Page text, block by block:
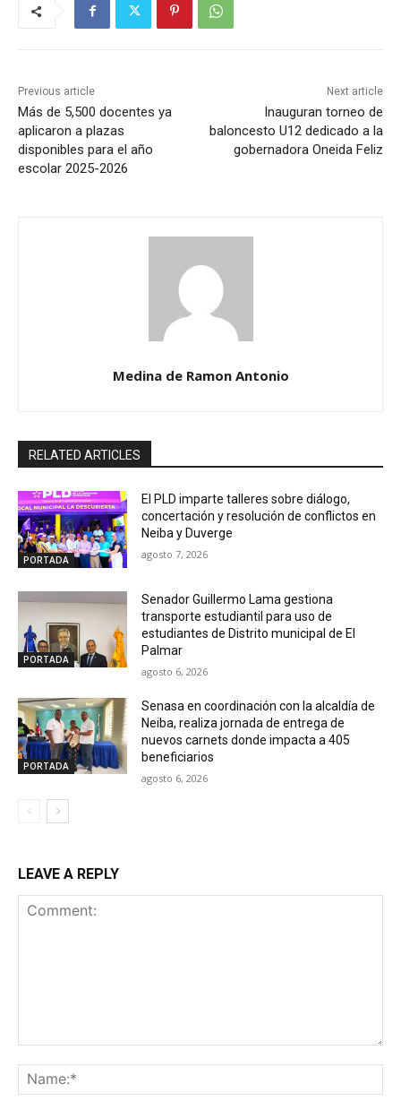
Previous article
Más de 5,500 docentes ya
aplicaron a plazas
disponibles para el año
escolar 2025-2026
Next article
Inauguran torneo de
baloncesto U12 dedicado a la
gobernadora Oneida Feliz
Medina de Ramon Antonio
RELATED ARTICLES
PORTADA
El PLD imparte talleres sobre diálogo,
concertación y resolución de conflictos en
Neiba y Duverge
agosto 7, 2026
PORTADA
Senador Guillermo Lama gestiona
transporte estudiantil para uso de
estudiantes de Distrito municipal de El
Palmar
agosto 6, 2026
PORTADA
Senasa en coordinación con la alcaldía de
Neiba, realiza jornada de entrega de
nuevos carnets donde impacta a 405
beneficiarios
agosto 6, 2026
LEAVE A REPLY